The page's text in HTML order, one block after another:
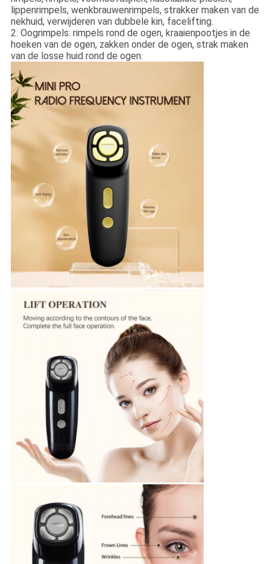
lippenrimpels, wenkbrauwenrimpels, strakker maken van de
nekhuid, verwijderen van dubbele kin, facelifting.
2. Oogrimpels: rimpels rond de ogen, kraaienpootjes in de
hoeken van de ogen, zakken onder de ogen, strak maken
van de losse huid rond de ogen.